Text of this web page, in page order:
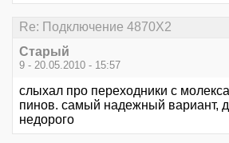
Re: Подключение 4870Х2
Старый
9 - 20.05.2010 - 15:57
слыхал про переходники с
пинов. самый надежный вариант,
недорого